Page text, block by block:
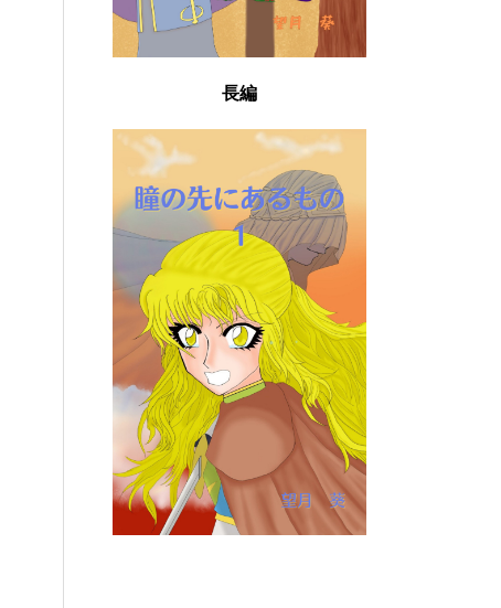
長編